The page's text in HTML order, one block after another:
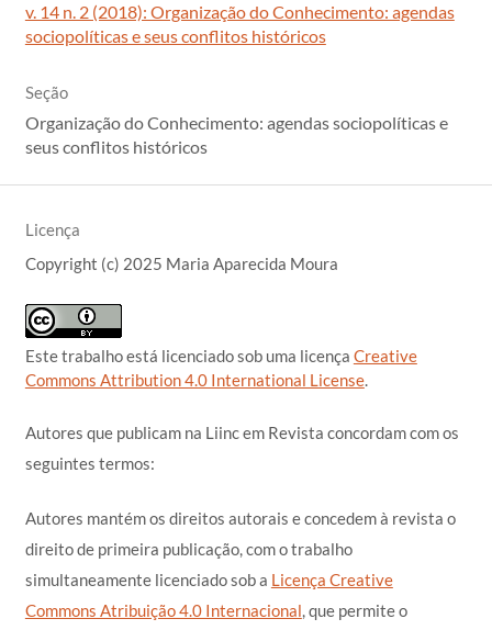
v. 14 n. 2 (2018): Organização do Conhecimento: agendas
sociopolíticas e seus conflitos históricos
Seção
Organização do Conhecimento: agendas sociopolíticas e
seus conflitos históricos
Licença
Copyright (c) 2025 Maria Aparecida Moura
Este trabalho está licenciado sob uma licença Creative
Commons Attribution 4.0 International License.
Autores que publicam na Liinc em Revista concordam com os
seguintes termos:
Autores mantém os direitos autorais e concedem à revista o
direito de primeira publicação, com o trabalho
simultaneamente licenciado sob a Licença Creative
Commons Atribuição 4.0 Internacional, que permite o